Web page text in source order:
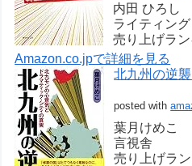
内田 ひろし
ライティング
売り上げラ
Amazon.co.jpで詳細を見る
北九州の逆
posted with
葉月けめこ
言視舎
売り上げラ